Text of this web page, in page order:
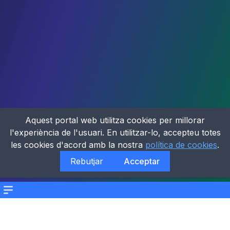
Menu
Aquest portal web utilitza cookies per millorar
l'experiència de l'usuari. En utilitzar-lo, accepteu totes
les cookies d'acord amb la nostra política de cookies.
Rebutjar
Acceptar